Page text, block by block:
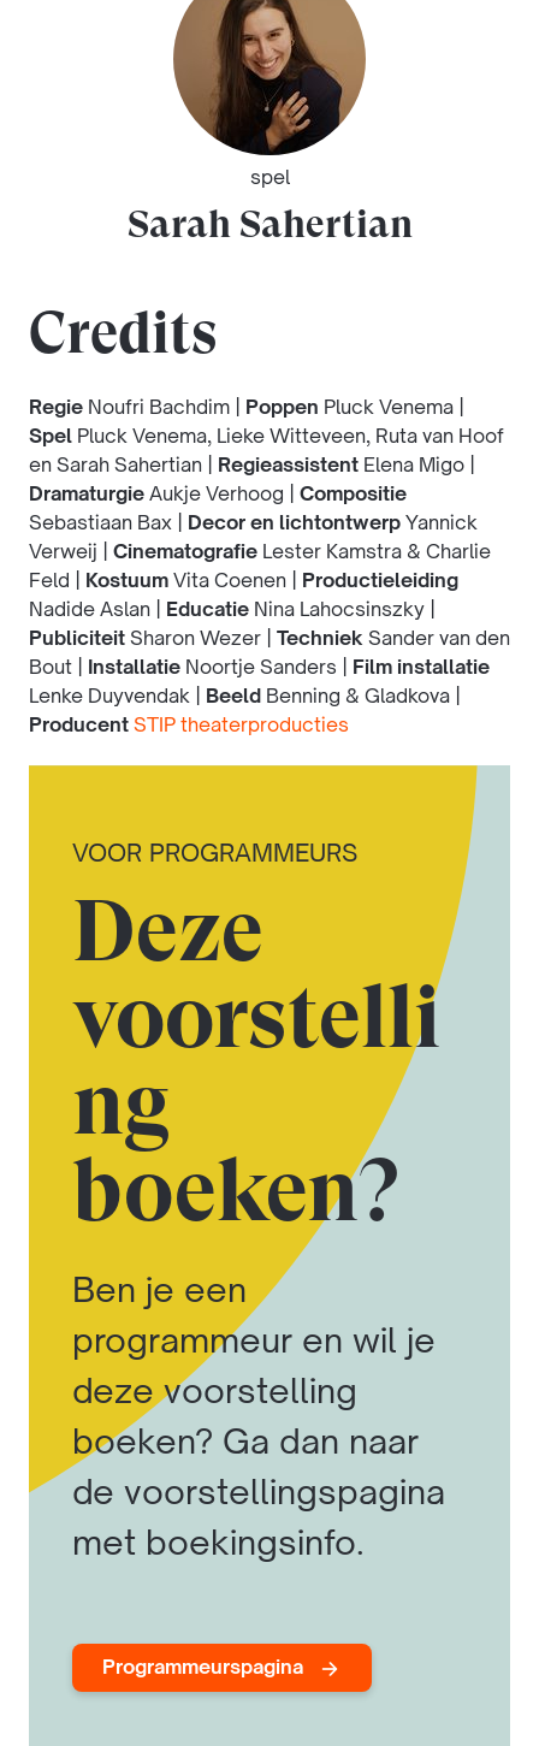
spel
Sarah Sahertian
Credits
Regie Noufri Bachdim | Poppen Pluck Venema |
Spel Pluck Venema, Lieke Witteveen, Ruta van Hoof
en Sarah Sahertian | Regieassistent Elena Migo |
Dramaturgie Aukje Verhoog | Compositie
Sebastiaan Bax | Decor en lichtontwerp Yannick
Verweij | Cinematografie Lester Kamstra & Charlie
Feld | Kostuum Vita Coenen | Productieleiding
Nadide Aslan | Educatie Nina Lahocsinszky |
Publiciteit Sharon Wezer | Techniek Sander van den
Bout | Installatie Noortje Sanders | Film installatie
Lenke Duyvendak | Beeld Benning & Gladkova |
Producent STIP theaterproducties
VOOR PROGRAMMEURS
Deze
voorstelli
ng
boeken?
Ben je een
programmeur en wil je
deze voorstelling
boeken? Ga dan naar
de voorstellingspagina
met boekingsinfo.
Programmeurspagina